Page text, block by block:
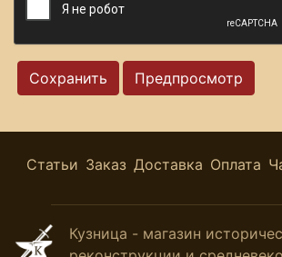
Статьи Заказ Доставка Оплата
Кузница - магазин